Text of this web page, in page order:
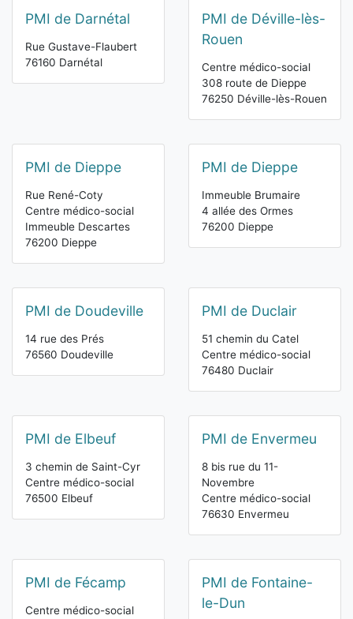
PMI de Darnétal
Rue Gustave-Flaubert
76160 Darnétal
PMI de Déville-lès-
Rouen
Centre médico-social
308 route de Dieppe
76250 Déville-lès-Rouen
PMI de Dieppe
Rue René-Coty
Centre médico-social
Immeuble Descartes
76200 Dieppe
PMI de Dieppe
Immeuble Brumaire
4 allée des Ormes
76200 Dieppe
PMI de Doudeville
14 rue des Prés
76560 Doudeville
PMI de Duclair
51 chemin du Catel
Centre médico-social
76480 Duclair
PMI de Elbeuf
3 chemin de Saint-Cyr
Centre médico-social
76500 Elbeuf
PMI de Envermeu
8 bis rue du 11-
Novembre
Centre médico-social
76630 Envermeu
PMI de Fécamp
Centre médico-social
PMI de Fontaine-
le-Dun